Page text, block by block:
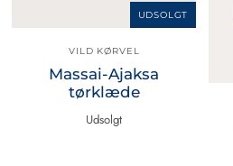
UDSOLGT
VILD KØRVEL
Massai-Ajaksa
tørklæde
Udsolgt